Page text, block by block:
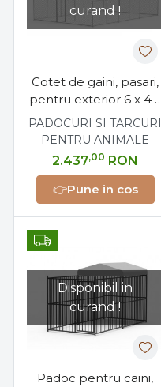
curand !
Cotet de gaini, pasari,
pentru exterior 6 x 4 x
2 metri, otel galvanizat
PADOCURI SI TARCURI
PENTRU ANIMALE
2.437,00 RON
👉Pune in cos
Disponibil in
curand !
Padoc pentru caini,